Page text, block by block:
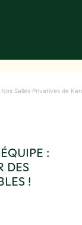
Salles Privatives de
:
DES
!